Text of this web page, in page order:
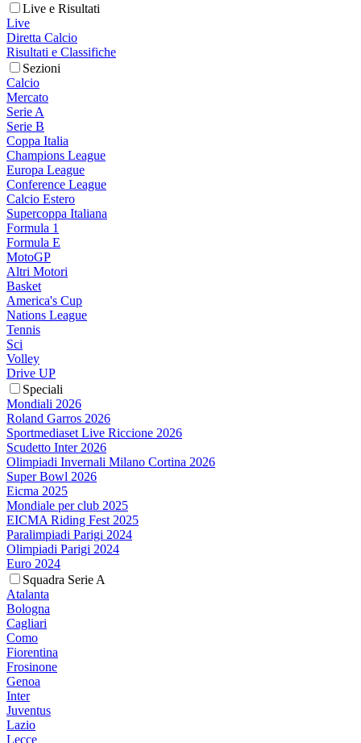
Live e Risultati
Live
Diretta Calcio
Risultati e Classifiche
Sezioni
Calcio
Mercato
Serie A
Serie B
Coppa Italia
Champions League
Europa League
Conference League
Calcio Estero
Supercoppa Italiana
Formula 1
Formula E
MotoGP
Altri Motori
Basket
America's Cup
Nations League
Tennis
Sci
Volley
Drive UP
Speciali
Mondiali 2026
Roland Garros 2026
Sportmediaset Live Riccione 2026
Scudetto Inter 2026
Olimpiadi Invernali Milano Cortina 2026
Super Bowl 2026
Eicma 2025
Mondiale per club 2025
EICMA Riding Fest 2025
Paralimpiadi Parigi 2024
Olimpiadi Parigi 2024
Euro 2024
Squadra Serie A
Atalanta
Bologna
Cagliari
Como
Fiorentina
Frosinone
Genoa
Inter
Juventus
Lazio
Lecce